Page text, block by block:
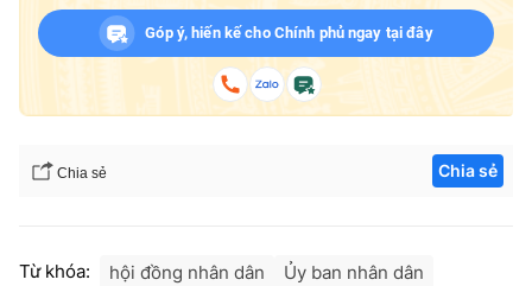
Góp ý, hiến kế cho Chính phủ ngay tại đây
Chia sẻ Chia sẻ
Từ khóa: hội đồng nhân dân
Ủy ban nhân dân